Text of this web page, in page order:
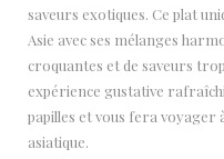
saveurs exotiques. Ce plat
Asie avec ses mélanges
croquantes et de saveurs
expérience gustative
papilles et vous fera voyager
asiatique.